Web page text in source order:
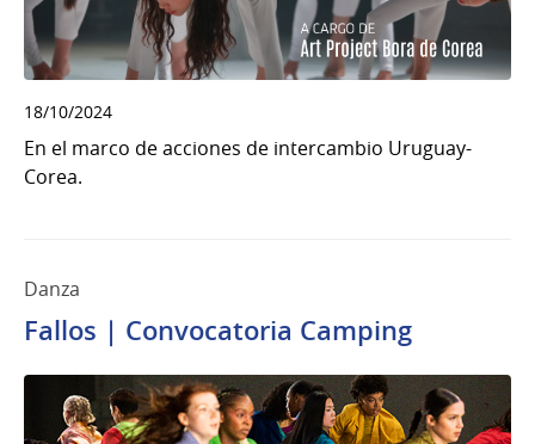
18/10/2024
En el marco de acciones de intercambio Uruguay-
Corea.
Danza
Fallos | Convocatoria Camping